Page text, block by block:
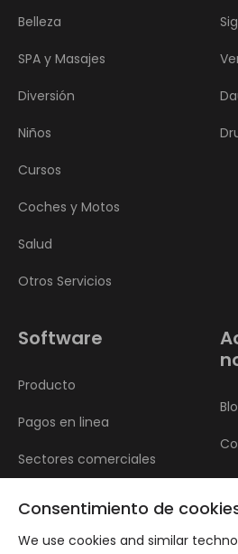
Consentimiento de
We use cookies and similar
Belleza
SPA y Masajes
Diversión
Niños
Cursos
Coches y Motos
Salud
Otros Servicios
Software
Producto
Pagos en linea
Sectores comerciales